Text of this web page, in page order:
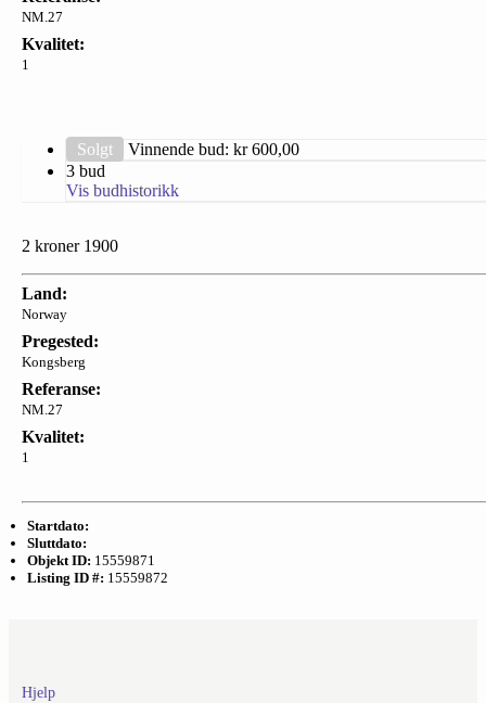
NM.27
Kvalitet:
1
Solgt Vinnende bud: kr600,00
3 bud
Vis budhistorikk
2 kroner 1900
Land:
Norway
Pregested:
Kongsberg
Referanse:
NM.27
Kvalitet:
1
Startdato:
Sluttdato:
Objekt ID: 15559871
Listing ID #: 15559872
Hjelp